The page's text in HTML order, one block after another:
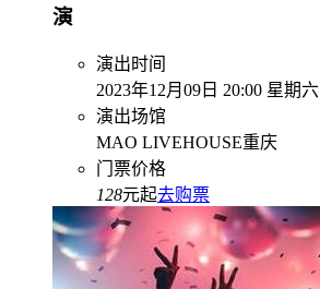
演
演出时间
2023年12月09日 20:00 星期六
演出场馆
MAO LIVEHOUSE重庆
门票价格
128元起去购票